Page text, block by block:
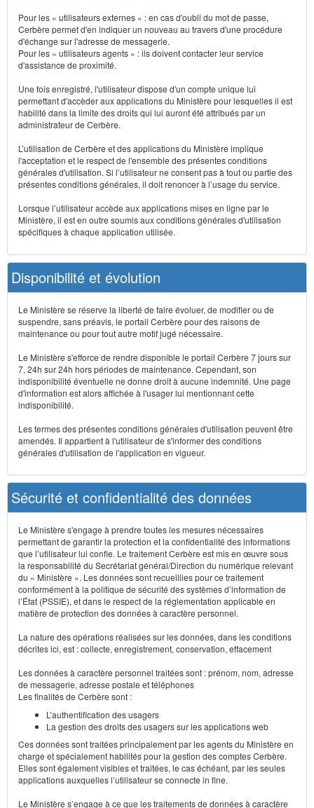
Pour les « utilisateurs externes » : en cas d'oubli du mot de passe,
Cerbère permet d'en indiquer un nouveau au travers d'une procédure
d'échange sur l'adresse de messagerie.
Pour les « utilisateurs agents » : ils doivent contacter leur service
d'assistance de proximité.
Une fois enregistré, l'utilisateur dispose d'un compte unique lui
permettant d'accèder aux applications du Ministère pour lesquelles il est
habilité dans la limite des droits qui lui auront été attribués par un
administrateur de Cerbère.
L’utilisation de Cerbère et des applications du Ministère implique
l'acceptation et le respect de l'ensemble des présentes conditions
générales d'utilisation. Si l’utilisateur ne consent pas à tout ou partie des
présentes conditions générales, il doit renoncer à l’usage du service.
Lorsque l’utilisateur accède aux applications mises en ligne par le
Ministère, il est en outre soumis aux conditions générales d'utilisation
spécifiques à chaque application utilisée.
Disponibilité et évolution
Le Ministère se réserve la liberté de faire évoluer, de modifier ou de
suspendre, sans préavis, le portail Cerbère pour des raisons de
maintenance ou pour tout autre motif jugé nécessaire.
Le Ministère s'efforce de rendre disponible le portail Cerbère 7 jours sur
7, 24h sur 24h hors périodes de maintenance. Cependant, son
indisponibilité éventuelle ne donne droit à aucune indemnité. Une page
d'information est alors affichée à l'usager lui mentionnant cette
indisponibilité.
Les termes des présentes conditions générales d'utilisation peuvent être
amendés. Il appartient à l'utilisateur de s'informer des conditions
générales d'utilisation de l'application en vigueur.
Sécurité et confidentialité des données
Le Ministère s'engage à prendre toutes les mesures nécessaires
permettant de garantir la protection et la confidentialité des informations
que l’utilisateur lui confie. Le traitement Cerbère est mis en œuvre sous
la responsabilité du Secrétariat général/Direction du numérique relevant
du « Ministère ». Les données sont recueillies pour ce traitement
conformément à la politique de sécurité des systèmes d’information de
l’État (PSSIE), et dans le respect de la réglementation applicable en
matière de protection des données à caractère personnel.
La nature des opérations réalisées sur les données, dans les conditions
décrites ici, est : collecte, enregistrement, conservation, effacement
Les données à caractère personnel traitées sont : prénom, nom, adresse
de messagerie, adresse postale et téléphones
Les finalités de Cerbère sont :
L’authentification des usagers
La gestion des droits des usagers sur les applications web
Ces données sont traitées principalement par les agents du Ministère en
charge et spécialement habilités pour la gestion des comptes Cerbère.
Elles sont également visibles et traitées, le cas échéant, par les seules
applications auxquelles l’utilisateur se connecte in fine.
Le Ministère s’engage à ce que les traitements de données à caractère